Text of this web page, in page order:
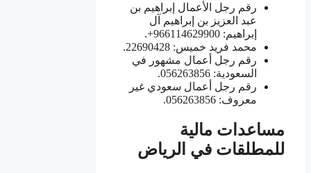
رقم رجل الأعمال إبراهيم بن
عبد العزيز بن إبراهيم آل
إبراهيم: 966114629900+.
محمد فريد خميس: 22690428.
رقم رجل أعمال مشهور في
السعودية: 056263856.
رقم رجل أعمال سعودي غير
معروف: 056263856.
مساعدات مالية
للمطلقات في الرياض